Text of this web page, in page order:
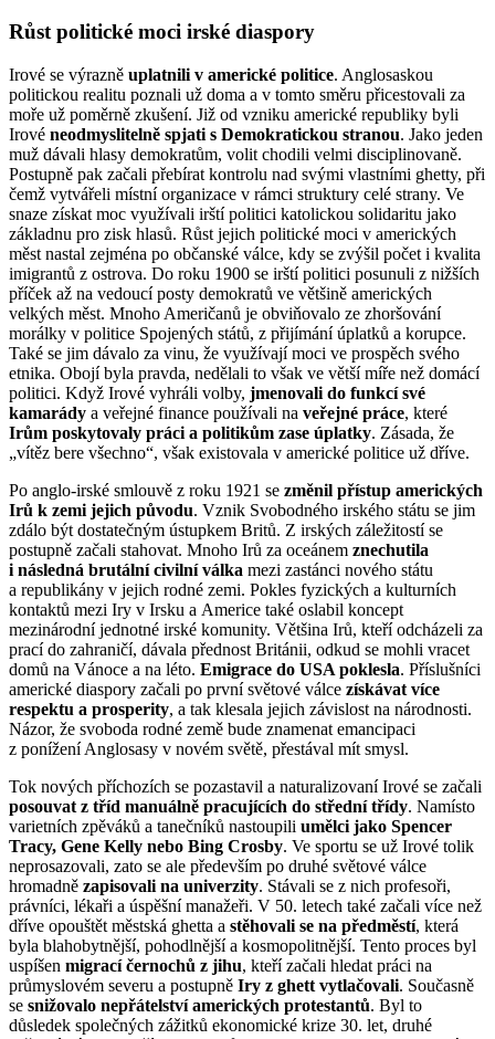
Růst politické moci irské diaspory
Irové se výrazně uplatnili v americké politice. Anglosaskou
politickou realitu poznali už doma a v tomto směru přicestovali za
moře už poměrně zkušení. Již od vzniku americké republiky byli
Irové neodmyslitelně spjati s Demokratickou stranou. Jako jeden
muž dávali hlasy demokratům, volit chodili velmi disciplinovaně.
Postupně pak začali přebírat kontrolu nad svými vlastními ghetty, při
čemž vytvářeli místní organizace v rámci struktury celé strany. Ve
snaze získat moc využívali irští politici katolickou solidaritu jako
základnu pro zisk hlasů. Růst jejich politické moci v amerických
měst nastal zejména po občanské válce, kdy se zvýšil počet i kvalita
imigrantů z ostrova. Do roku 1900 se irští politici posunuli z nižších
příček až na vedoucí posty demokratů ve většině amerických
velkých měst. Mnoho Američanů je obviňovalo ze zhoršování
morálky v politice Spojených států, z přijímání úplatků a korupce.
Také se jim dávalo za vinu, že využívají moci ve prospěch svého
etnika. Obojí byla pravda, nedělali to však ve větší míře než domácí
politici. Když Irové vyhráli volby, jmenovali do funkcí své
kamarády a veřejné finance používali na veřejné práce, které
Irům poskytovaly práci a politikům zase úplatky. Zásada, že
„vítěz bere všechno“, však existovala v americké politice už dříve.
Po anglo-irské smlouvě z roku 1921 se změnil přístup amerických
Irů k zemi jejich původu. Vznik Svobodného irského státu se jim
zdálo být dostatečným ústupkem Britů. Z irských záležitostí se
postupně začali stahovat. Mnoho Irů za oceánem znechutila
i následná brutální civilní válka mezi zastánci nového státu
a republikány v jejich rodné zemi. Pokles fyzických a kulturních
kontaktů mezi Iry v Irsku a Americe také oslabil koncept
mezinárodní jednotné irské komunity. Většina Irů, kteří odcházeli za
prací do zahraničí, dávala přednost Británii, odkud se mohli vracet
domů na Vánoce a na léto. Emigrace do USA poklesla. Příslušníci
americké diaspory začali po první světové válce získávat více
respektu a prosperity, a tak klesala jejich závislost na národnosti.
Názor, že svoboda rodné země bude znamenat emancipaci
z ponížení Anglosasy v novém světě, přestával mít smysl.
Tok nových příchozích se pozastavil a naturalizovaní Irové se začali
posouvat z tříd manuálně pracujících do střední třídy. Namísto
varietních zpěváků a tanečníků nastoupili umělci jako Spencer
Tracy, Gene Kelly nebo Bing Crosby. Ve sportu se už Irové tolik
neprosazovali, zato se ale především po druhé světové válce
hromadně zapisovali na univerzity. Stávali se z nich profesoři,
právníci, lékaři a úspěšní manažeři. V 50. letech také začali více než
dříve opouštět městská ghetta a stěhovali se na předměstí, která
byla blahobytnější, pohodlnější a kosmopolitnější. Tento proces byl
uspíšen migrací černochů z jihu, kteří začali hledat práci na
průmyslovém severu a postupně Iry z ghett vytlačovali. Současně
se snižovalo nepřátelství amerických protestantů. Byl to
důsledek společných zážitků ekonomické krize 30. let, druhé